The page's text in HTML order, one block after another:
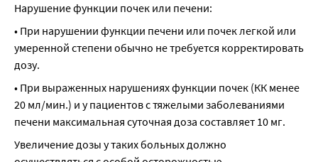
Нарушение функции почек или печени:
• При нарушении функции печени или почек легкой или
умеренной степени обычно не требуется корректировать
дозу.
• При выраженных нарушениях функции почек (КК менее
20 мл/мин.) и у пациентов с тяжелыми заболеваниями
печени максимальная суточная доза составляет 10 мг.
Увеличение дозы у таких больных должно